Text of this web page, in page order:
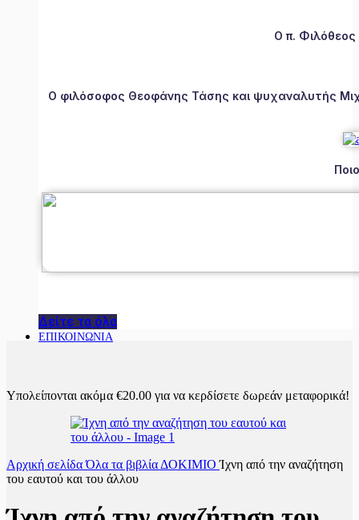
Ο π.
Ο φιλόσοφος Θεοφάνης Τάσης και ψυχαναλυτής
Δείτε τα όλα
ΕΠΙΚΟΙΝΩΝΙΑ
Υπολείπονται ακόμα €20.00 για να κερδίσετε δωρεάν μεταφορικά!
Αρχική σελίδαΌλα τα βιβλία ΔΟΚΙΜΙΟΊχνη από την αναζήτηση
του εαυτού και του άλλου